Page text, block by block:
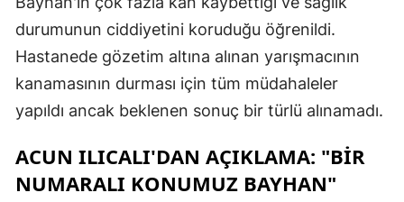
durumunun ciddiyetini koruduğu öğrenildi.
Hastanede gözetim altına alınan yarışmacının
kanamasının durması için tüm müdahaleler
yapıldı ancak beklenen sonuç bir türlü alınamadı.
ACUN ILICALI'DAN AÇIKLAMA: "BIR
NUMARALI KONUMUZ BAYHAN"